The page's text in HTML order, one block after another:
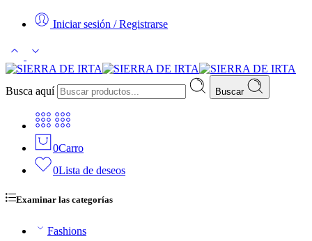
Iniciar sesión / Registrarse
Busca aquí Buscar
0Carro
0Lista de deseos
Examinar las categorías
Fashions